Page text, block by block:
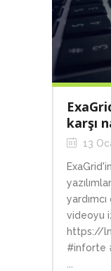
karşı
13
videoyu
https://
#inforte
...